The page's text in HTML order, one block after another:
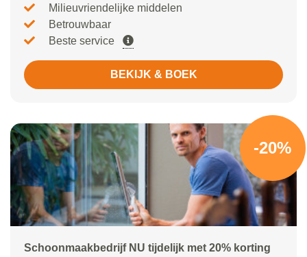
Milieuvriendelijke middelen
Betrouwbaar
Beste service
BEKIJK & BOEK
-20%
Schoonmaakbedrijf NU tijdelijk met 20% korting